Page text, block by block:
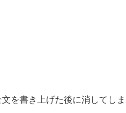
を書き上げた後に消してし